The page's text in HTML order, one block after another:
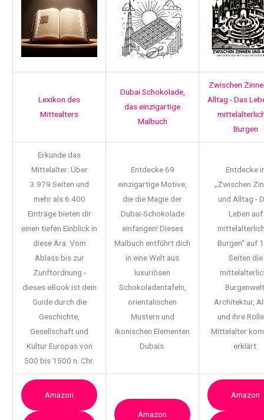
Lexikon des
Mittealters
Dubai Schokolade,
das einzigartige
Malbuch
Zwischen
Alltag - Das
Burgen
Erkunde das
Mittelalter: Über
3.979 Seiten und
mehr als 6.400
Einträge bieten dir
einen tiefen Einblick in
diese Ära. Vom
Ablass bis zur
Zunftordnung -
dieses eBook ist dein
Guide durch die
Geschichte,
Gesellschaft und
Kultur Europas von
500 bis 1500 n. Chr.
Entdecke 69
einzigartige Motive,
die die Magie der
Dubai-Schokolade
einfangen! Dieses
Malbuch entführt dich
in eine Welt aus
luxuriösen
Schokoladentafeln,
orientalischen
Mustern und
ikonischen Elementen
Dubais.
Entdecke
„Zwischen
und Alltag -
Leben auf
Burgen“ auf
Seiten die
Architektur,
und ihre
Mittelalter
erklärt.
Amazon
Amazon
Amazon